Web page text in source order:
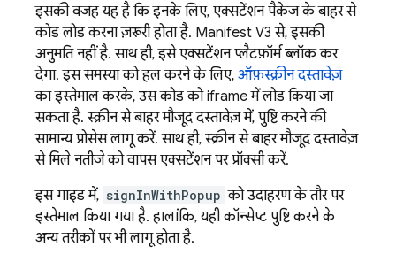
इसकी वजह यह है कि इनके लिए, एक्सटेंशन पैकेज के बाहर से
कोड लोड करना ज़रूरी होता है. Manifest V3 से, इसकी
अनुमति नहीं है. साथ ही, इसे एक्सटेंशन प्लैटफ़ॉर्म ब्लॉक कर
देगा. इस समस्या को हल करने के लिए, ऑफ़स्क्रीन दस्तावेज़
का इस्तेमाल करके, उस कोड को iframe में लोड किया जा
सकता है. स्क्रीन से बाहर मौजूद दस्तावेज़ में, पुष्टि करने की
सामान्य प्रोसेस लागू करें. साथ ही, स्क्रीन से बाहर मौजूद दस्तावेज़
से मिले नतीजे को वापस एक्सटेंशन पर प्रॉक्सी करें.
इस गाइड में, signInWithPopup को उदाहरण के तौर पर
इस्तेमाल किया गया है. हालांकि, यही कॉन्सेप्ट पुष्टि करने के
अन्य तरीकों पर भी लागू होता है.